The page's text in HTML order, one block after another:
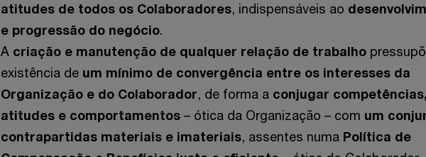
atitudes de todos os Colaboradores, indispensáveis ao
e progressão do negócio.
A criação e manutenção de qualquer relação de trabalho
existência de um mínimo de convergência entre os interesses da
Organização e do Colaborador, de forma a conjugar competências,
atitudes e comportamentos – ótica da Organização – com um
contrapartidas materiais e imateriais, assentes numa Política de